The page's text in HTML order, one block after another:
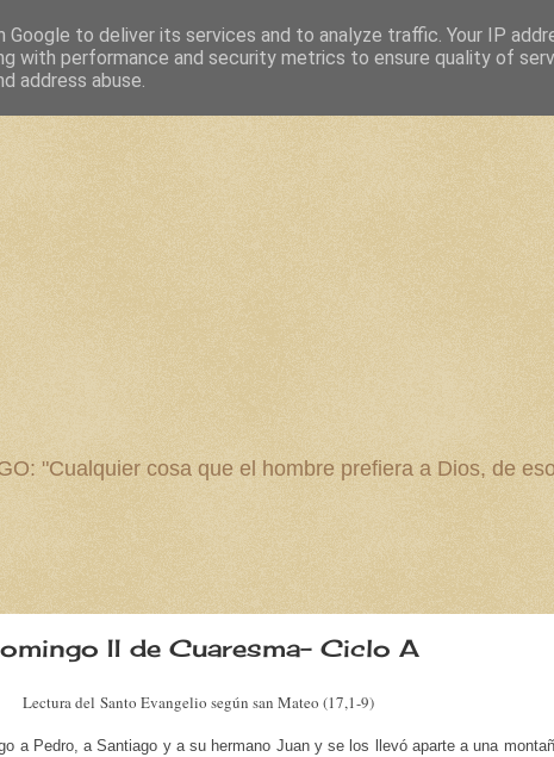
"Cualquier cosa que el hombre prefiera a Dios, de
II de Cuaresma- Ciclo A
Lectura del Santo Evangelio según san Mateo (17,1-9)
a Pedro, a Santiago y a su hermano Juan y se los llevó aparte a una
to deliver its services and to analyze traffic. Your IP
with performance and security metrics to ensure quality of
address abuse.